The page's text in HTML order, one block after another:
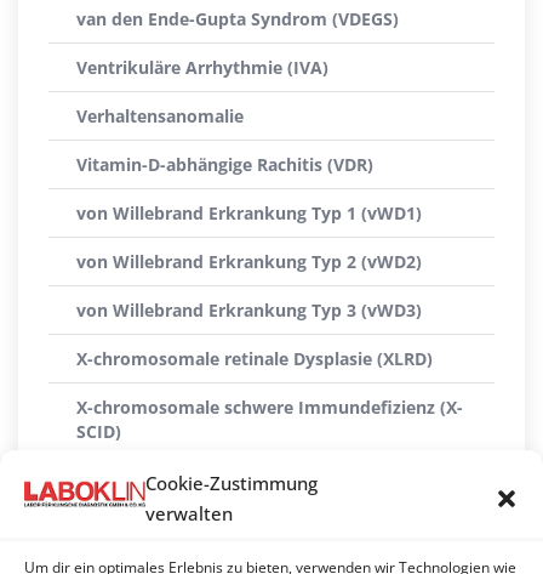
Cookie-Zustimmung
verwalten
Um dir ein optimales Erlebnis zu bieten, verwenden wir Technologien wie
van den Ende-Gupta Syndrom (VDEGS)
Ventrikuläre Arrhythmie (IVA)
Verhaltensanomalie
Vitamin-D-abhängige Rachitis (VDR)
von Willebrand Erkrankung Typ 1 (vWD1)
von Willebrand Erkrankung Typ 2 (vWD2)
von Willebrand Erkrankung Typ 3 (vWD3)
X-chromosomale retinale Dysplasie (XLRD)
X-chromosomale schwere Immundefizienz (X-
SCID)
X-linked Myopathie (XL-MTM)
Xanthinurie Typ II